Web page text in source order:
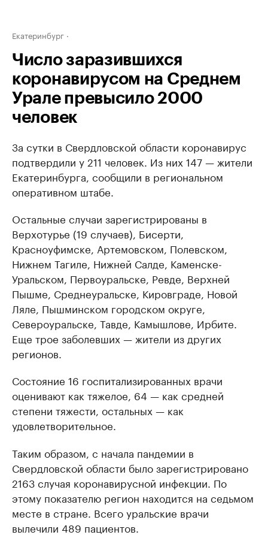
Екатеринбург
Число заразившихся
коронавирусом на Среднем
Урале превысило 2000
человек
За сутки в Свердловской области коронавирус
подтвердили у 211 человек. Из них 147 — жители
Екатеринбурга, сообщили в региональном
оперативном штабе.
Остальные случаи зарегистрированы в
Верхотурье (19 случаев), Бисерти,
Красноуфимске, Артемовском, Полевском,
Нижнем Тагиле, Нижней Салде, Каменске-
Уральском, Первоуральске, Ревде, Верхней
Пышме, Среднеуральске, Кировграде, Новой
Ляле, Пышминском городском округе,
Североуральске, Тавде, Камышлове, Ирбите.
Еще трое заболевших — жители из других
регионов.
Состояние 16 госпитализированных врачи
оценивают как тяжелое, 64 — как средней
степени тяжести, остальных — как
удовлетворительное.
Таким образом, с начала пандемии в
Свердловской области было зарегистрировано
2163 случая коронавирусной инфекции. По
этому показателю регион находится на седьмом
месте в стране. Всего уральские врачи
вылечили 489 пациентов.